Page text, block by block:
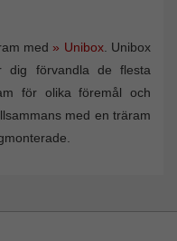
med » Unibox. Unibox
dig förvandla de flesta
för olika föremål och
med en träram